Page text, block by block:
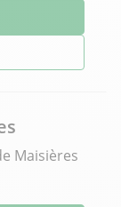
Maisières